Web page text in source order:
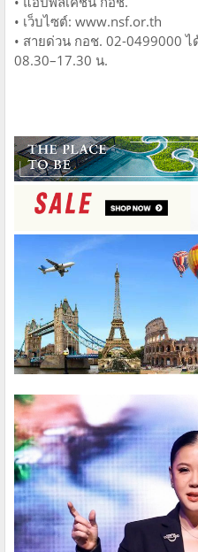
• เว็บไซต์: www.nsf.or.th
• สายด่วน กอช. 02-0499000
08.30–17.30 น.